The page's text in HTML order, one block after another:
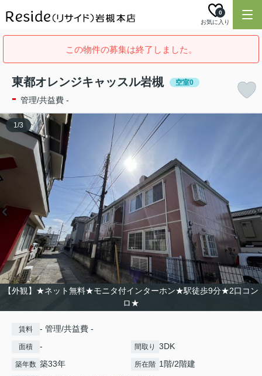
お気に入り
0
この物件の募集は終了しました。
東都オレンジキャッスル岩槻 空室0
- 管理/共益費 -
【外観】★ネット無料★モニタ付インターホン★駅徒歩9分★2口コン
ロ★
1/3
賃料 - 管理/共益費 -
面積 - 間取り 3DK
築年数 築33年 所在階 1階/2階建